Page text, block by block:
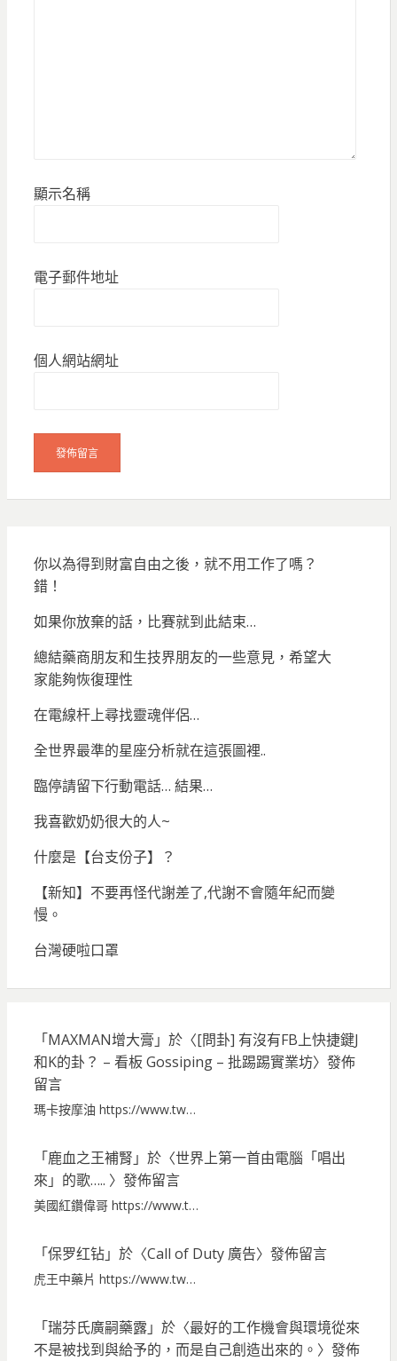
顯示名稱
電子郵件地址
個人網站網址
你以為得到財富自由之後，就不用工作了嗎？
錯！
如果你放棄的話，比賽就到此結束…
總結藥商朋友和生技界朋友的一些意見，希望大
家能夠恢復理性
在電線杆上尋找靈魂伴侶…
全世界最準的星座分析就在這張圖裡..
臨停請留下行動電話… 結果…
我喜歡奶奶很大的人~
什麼是【台支份子】？
【新知】不要再怪代謝差了,代謝不會隨年紀而變
慢。
台灣硬啦口罩
「MAXMAN增大膏 」於〈[問卦] 有沒有FB上快捷鍵J
和K的卦？ – 看板 Gossiping – 批踢踢實業坊〉發佈
留言
瑪卡按摩油 https://www.tw…
「鹿血之王補腎 」於〈世界上第一首由電腦「唱出
來」的歌….. 〉發佈留言
美國紅鑽偉哥 https://www.t…
「保罗红钻」於〈Call of Duty 廣告〉發佈留言
虎王中藥片 https://www.tw…
「瑞芬氏廣嗣藥露」於〈最好的工作機會與環境從來
不是被找到與給予的，而是自己創造出來的。 〉發佈